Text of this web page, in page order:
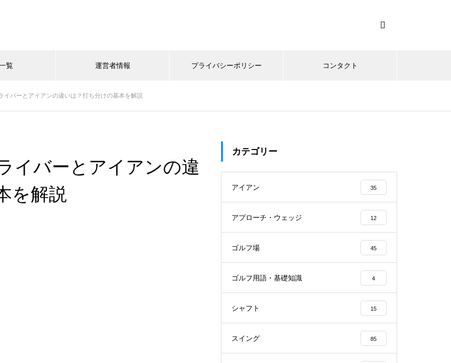
覧 運営者情報 プライバシーポリシー コンタクト
イバーとアイアンの違いは？打ち分けの基本を解説
イバーとアイアンの違
を解説
カテゴリー
アイアン 35
アプローチ・ウェッジ 12
ゴルフ場 45
ゴルフ用語・基礎知識 4
シャフト 15
スイング 85